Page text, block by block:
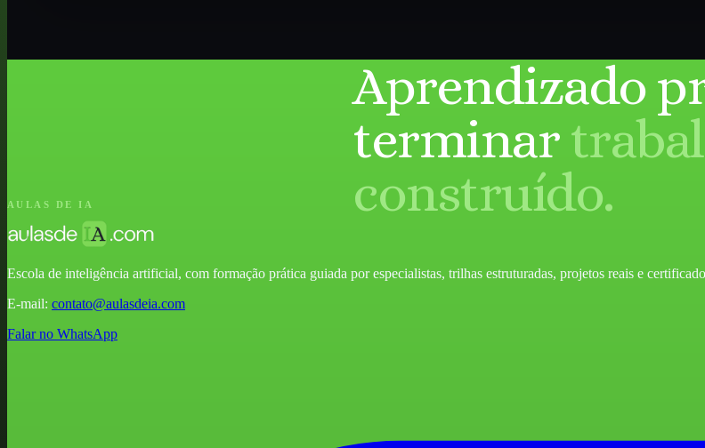
AULAS DE IA
Aprendizado
terminar
construído.
Escola de inteligência artificial, com formação prática guiada por especialistas, trilhas estruturadas, projetos reais e
E-mail: contato@aulasdeia.com
Falar no WhatsApp